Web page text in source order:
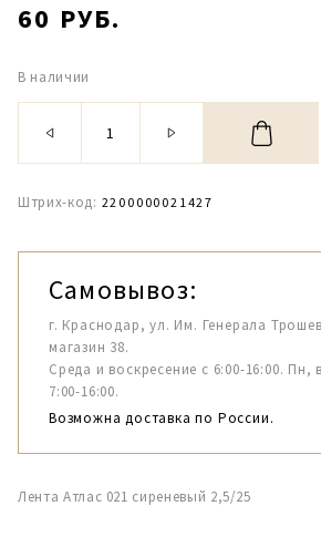
60 РУБ.
В наличии
Штрих-код: 2200000021427
Самовывоз:
г. Краснодар, ул. Им. Генерала
магазин 38.
Среда и воскресение с 6:00-16:00. Пн,
7:00-16:00.
Возможна доставка по России.
Лента Атлас 021 сиреневый 2,5/25